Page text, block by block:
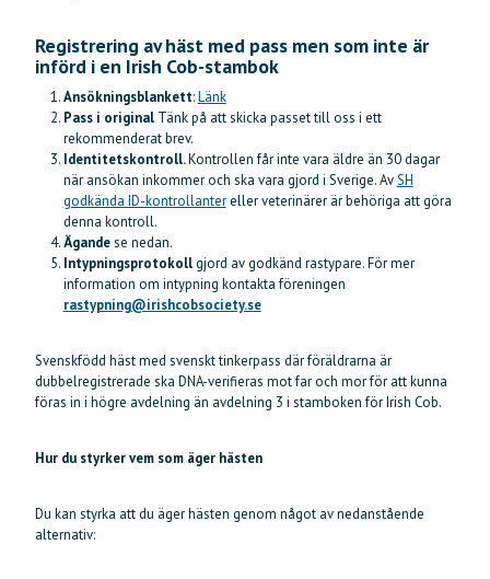
Registrering av häst med pass men som inte är
införd i en Irish Cob-stambok
Ansökningsblankett:Länk
Pass i original Tänk på att skicka passet till oss i ett
rekommenderat brev.
Identitetskontroll.Kontrollen får inte vara äldre än 30 dagar
när ansökan inkommer och ska vara gjord i Sverige. AvSH
godkända ID-kontrollantereller veterinärer är behöriga att göra
denna kontroll.
Ägandese nedan.
Intypningsprotokollgjord av godkänd rastypare. För mer
information om intypning kontakta föreningen
rastypning@irishcobsociety.se
Svenskfödd häst med svenskt tinkerpass där föräldrarna är
dubbelregistrerade ska DNA-verifieras mot far och mor för att kunna
föras in i högre avdelning än avdelning 3 i stamboken för Irish Cob.
Hur du styrker vem som äger hästen
Du kan styrka att du äger hästen genom något av nedanstående
alternativ: